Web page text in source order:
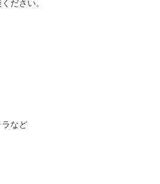
ださい。
ラなど